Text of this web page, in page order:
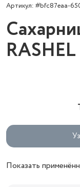
Артикул: #bfc87eaa-
Показать